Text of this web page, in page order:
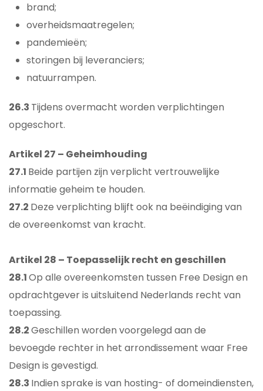
brand;
overheidsmaatregelen;
pandemieën;
storingen bij leveranciers;
natuurrampen.
26.3 Tijdens overmacht worden verplichtingen
opgeschort.
Artikel 27 – Geheimhouding
27.1 Beide partijen zijn verplicht vertrouwelijke
informatie geheim te houden.
27.2 Deze verplichting blijft ook na beëindiging van
de overeenkomst van kracht.
Artikel 28 – Toepasselijk recht en geschillen
28.1Op alle overeenkomsten tussen Free Design en
opdrachtgever is uitsluitend Nederlands recht van
toepassing.
28.2Geschillen worden voorgelegd aan de
bevoegde rechter in het arrondissement waar Free
Design is gevestigd.
28.3 Indien sprake is van hosting- of domeindiensten,